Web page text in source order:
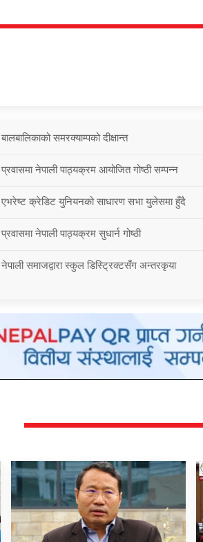
बालबालिकाको समरक्याम्पको दीक्षान्त
प्रवासमा नेपाली पाठ्यक्रम आयोजित गोष्ठी सम्पन्न
एभरेष्ट क्रेडिट युनियनको साधारण सभा युलेसमा हुँदै
प्रवासमा नेपाली पाठ्यक्रम सुधार्न गोष्ठी
नेपाली समाजद्वारा स्कुल डिस्ट्रिक्टसँग अन्तरकृया